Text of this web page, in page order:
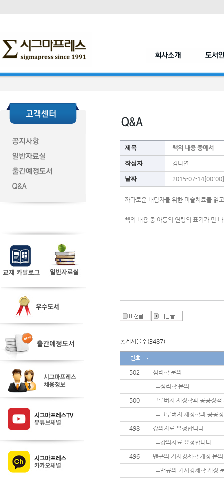
제목 책의 내용 중에서
작성자 김나연
날짜 2015-07-14[00:00]
까다로운 내담자를 위한 미술치료를 읽
책의 내용 중 아동의 연령의 표기가 만
총게시물수(3487)
번호
502
심리학 문의
심리학 문의
500
그루버저 재정학과 공공정책
그루버저 재정학과 공공
498
강의자료 요청합니다
강의자료 요청합니다
496
맨큐의 거시경제학 개정 문의
맨큐의 거시경제학 개정